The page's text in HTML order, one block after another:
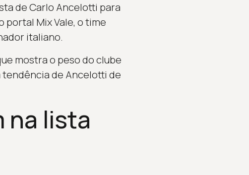
de Carlo Ancelotti para
portal Mix Vale, o time
italiano.
mostra o peso do clube
tendência de Ancelotti de
na lista